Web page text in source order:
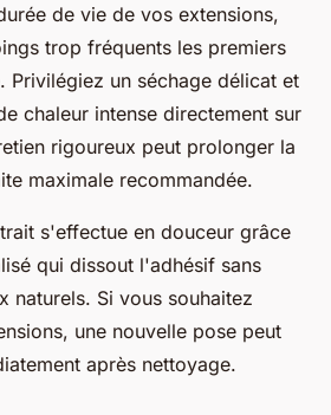
de vie de vos extensions,
trop fréquents les premiers
Privilégiez un séchage délicat et
chaleur intense directement sur
rigoureux peut prolonger la
maximale recommandée.
s'effectue en douceur grâce
qui dissout l'adhésif sans
naturels. Si vous souhaitez
une nouvelle pose peut
après nettoyage.